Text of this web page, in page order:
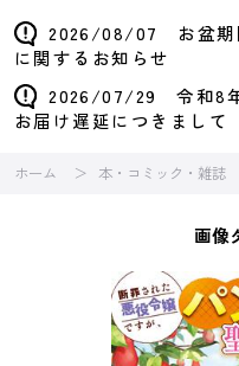
2026/08/07 お盆期
に関するお知らせ
2026/07/29 令和8年
お届け遅延につきまして
ホーム 本・コミック・雑誌
画像